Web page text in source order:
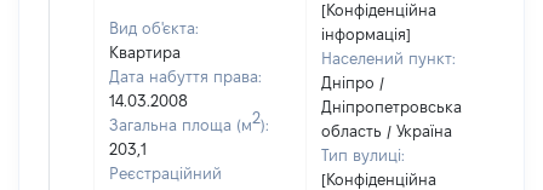
Вид об'єкта:
Квартира
Дата набуття права:
14.03.2008
Загальна площа (м2):
203,1
Реєстраційний
[Конфіденційна
інформація]
Населений пункт:
Дніпро /
Дніпропетровська
область / Україна
Тип вулиці:
[Конфіденційна